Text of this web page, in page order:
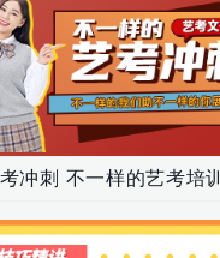
艺考冲刺 不一样的艺考培训